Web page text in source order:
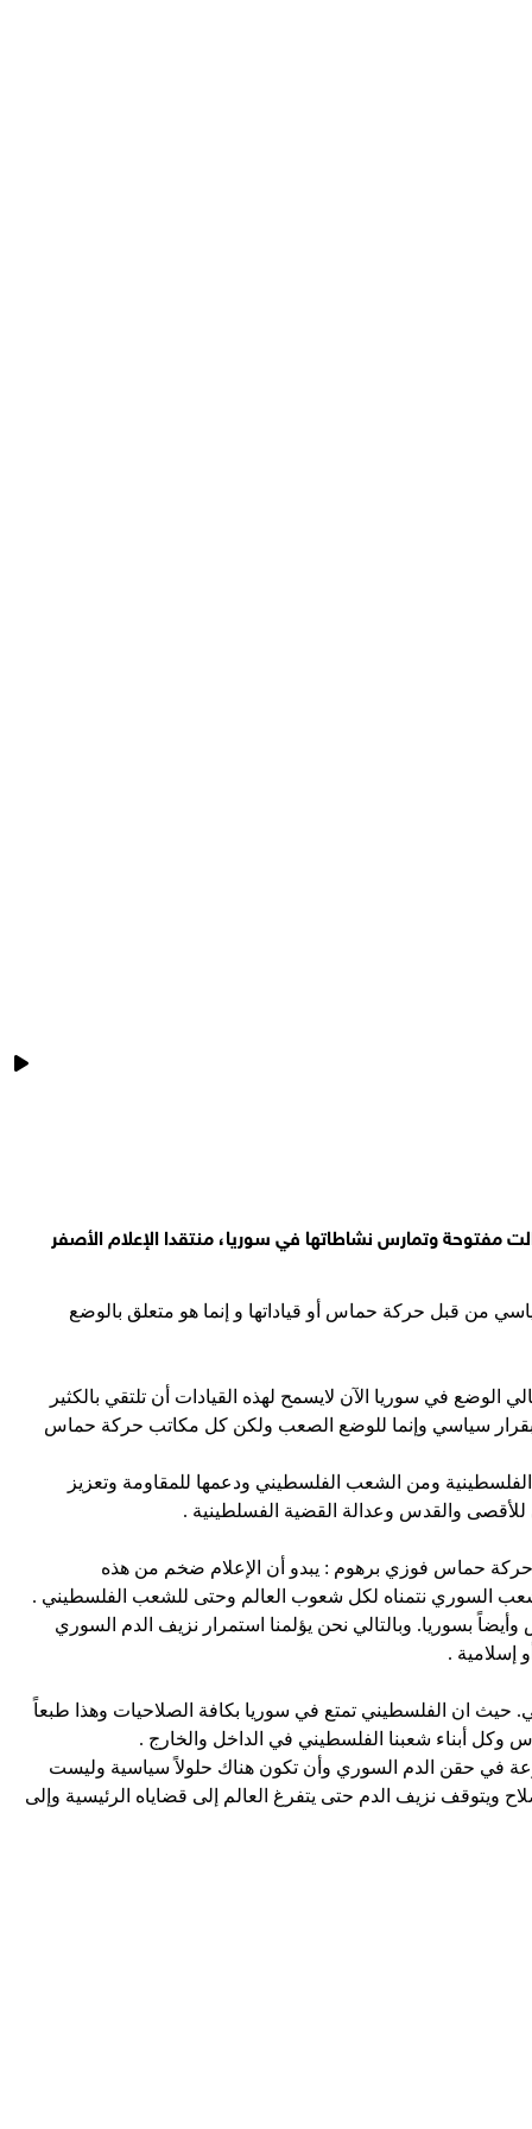
من الاستعراض
وتمارس نشاطاتها في سوريا، منتقدا الإعلام الأصفر
من قبل حركة حماس أو قياداتها و إنما هو متعلق بالوضع
في سوريا الآن لايسمح لهذه القيادات أن تلتقي بالكثير
بقرار سياسي وإنما للوضع الصعب ولكن كل مكاتب حركة حماس
ومن الشعب الفلسطيني ودعمها للمقاومة وتعزيز
والقدس وعدالة القضية الفسلطينية .
حماس فوزي برهوم : يبدو أن الإعلام ضخم من هذه
السوري نتمناه لكل شعوب العالم وحتى للشعب الفلسطيني .
بسوريا. وبالتالي نحن يؤلمنا استمرار نزيف الدم السوري
إسلامية .
حيث ان الفلسطيني تمتع في سوريا بكافة الصلاحيات وهذا طبعاً
أبناء شعبنا الفلسطيني في الداخل والخارج .
في حقن الدم السوري وأن تكون هناك حلولاً سياسية وليست
ويتوقف نزيف الدم حتى يتفرغ العالم إلى قضاياه الرئيسية وإلى